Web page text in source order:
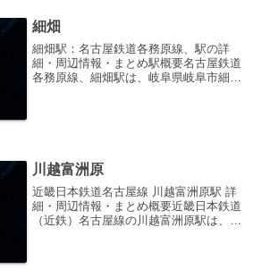
細畑
細畑駅：名古屋鉄道各務原線、駅の詳
細・周辺情報・まとめ駅概要名古屋鉄道
各務原線、細畑駅は、岐阜県岐阜市細畑
川越富洲原
近畿日本鉄道名古屋線 川越富洲原駅 詳
細・周辺情報・まとめ概要近畿日本鉄道
（近鉄）名古屋線の川越富洲原駅は、三